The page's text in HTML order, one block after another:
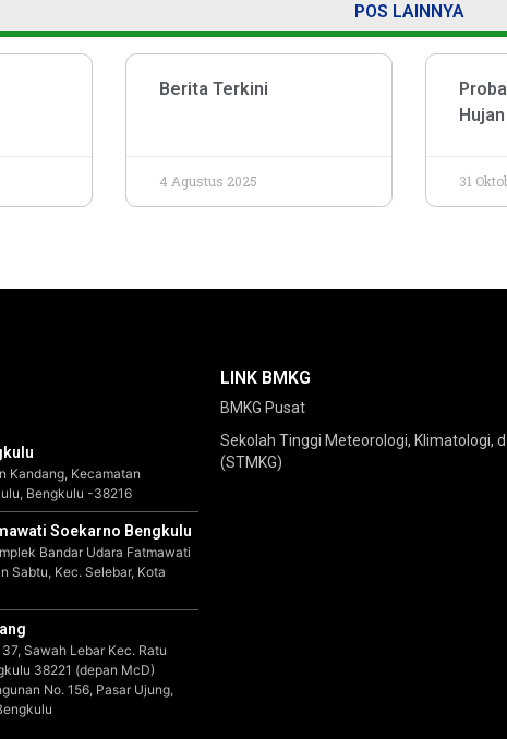
POS LAINNYA
Berita Terkini
4 Agustus 2025 31
Kandang, Kecamatan
Bengkulu -38216
Soekarno Bengkulu
Bandar Udara Fatmawati
Sabtu, Kec. Selebar, Kota
Sawah Lebar Kec. Ratu
38221 (depan McD)
No. 156, Pasar Ujung,
LINK BMKG
BMKG Pusat
Sekolah Tinggi Meteorologi, Klimatologi,
(STMKG)